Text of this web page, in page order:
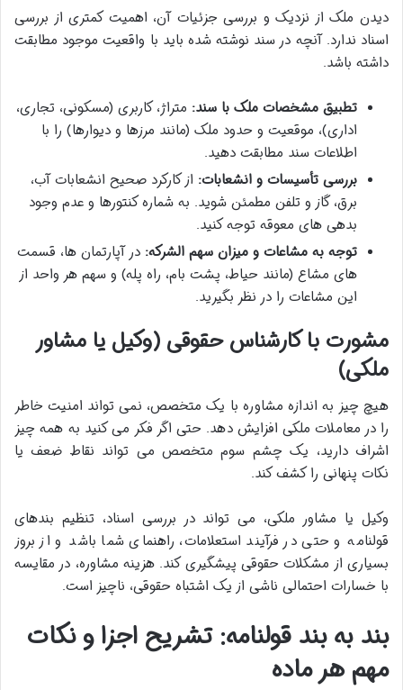
دیدن ملک از نزدیک و بررسی جزئیات آن، اهمیت کمتری از بررسی
اسناد ندارد. آنچه در سند نوشته شده باید با واقعیت موجود مطابقت
داشته باشد.
تطبیق مشخصات ملک با سند: متراژ، کاربری (مسکونی، تجاری،
اداری)، موقعیت و حدود ملک (مانند مرزها و دیوارها) را با
اطلاعات سند مطابقت دهید.
بررسی تأسیسات و انشعابات: از کارکرد صحیح انشعابات آب،
برق، گاز و تلفن مطمئن شوید. به شماره کنتورها و عدم وجود
بدهی های معوقه توجه کنید.
توجه به مشاعات و میزان سهم الشرکه: در آپارتمان ها، قسمت
های مشاع (مانند حیاط، پشت بام، راه پله) و سهم هر واحد از
این مشاعات را در نظر بگیرید.
مشورت با کارشناس حقوقی (وکیل یا مشاور
ملکی)
هیچ چیز به اندازه مشاوره با یک متخصص، نمی تواند امنیت خاطر
را در معاملات ملکی افزایش دهد. حتی اگر فکر می کنید به همه چیز
اشراف دارید، یک چشم سوم متخصص می تواند نقاط ضعف یا
نکات پنهانی را کشف کند.
وکیل یا مشاور ملکی، می تواند در بررسی اسناد، تنظیم بندهای
قولنامه و حتی در فرآیند استعلامات، راهنمای شما باشد و از بروز
بسیاری از مشکلات حقوقی پیشگیری کند. هزینه مشاوره، در مقایسه
با خسارات احتمالی ناشی از یک اشتباه حقوقی، ناچیز است.
بند به بند قولنامه: تشریح اجزا و نکات
مهم هر ماده